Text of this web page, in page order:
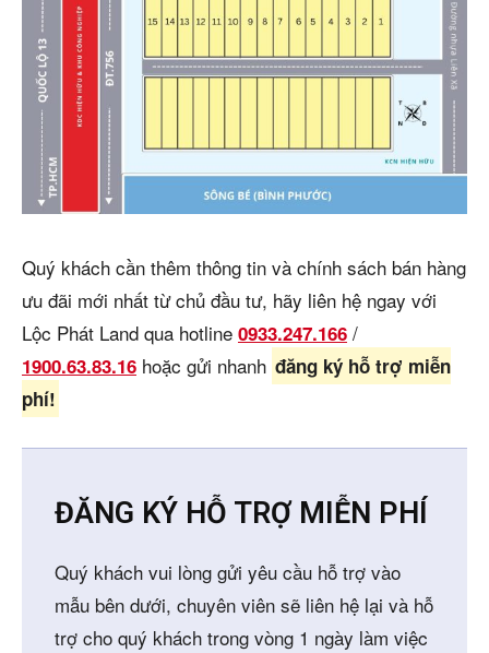
Quý khách cần thêm thông tin và chính sách bán hàng
ưu đãi mới nhất từ chủ đầu tư, hãy liên hệ ngay với
Lộc Phát Land qua hotline 0933.247.166 /
1900.63.83.16 hoặc gửi nhanh đăng ký hỗ trợ miễn
phí!
ĐĂNG KÝ HỖ TRỢ MIỄN PHÍ
Quý khách vui lòng gửi yêu cầu hỗ trợ vào
mẫu bên dưới, chuyên viên sẽ liên hệ lại và hỗ
trợ cho quý khách trong vòng 1 ngày làm việc